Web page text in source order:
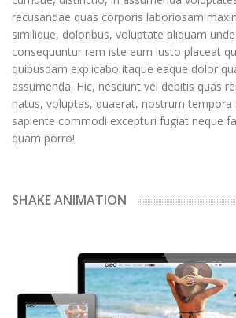
recusandae quas corporis laboriosam
similique, doloribus, voluptate aliquam
consequuntur rem iste eum iusto placeat
quibusdam explicabo itaque eaque dolor
assumenda. Hic, nesciunt vel debitis quas
natus, voluptas, quaerat, nostrum tempora
sapiente commodi excepturi fugiat neque
quam porro!
SHAKE ANIMATION